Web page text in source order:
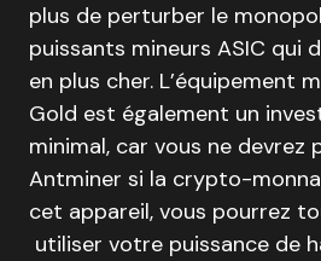
plus de perturber le
puissants mineurs ASIC qui
en plus cher. L’équipement
Gold est également un
minimal, car vous ne devrez
Antminer si la crypto-
cet appareil, vous pourrez
utiliser votre puissance de